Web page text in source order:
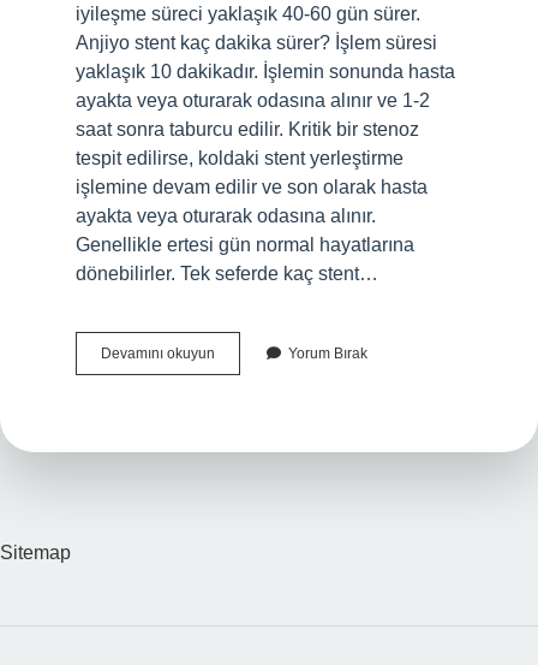
iyileşme süreci yaklaşık 40-60 gün sürer.
Anjiyo stent kaç dakika sürer? İşlem süresi
yaklaşık 10 dakikadır. İşlemin sonunda hasta
ayakta veya oturarak odasına alınır ve 1-2
saat sonra taburcu edilir. Kritik bir stenoz
tespit edilirse, koldaki stent yerleştirme
işlemine devam edilir ve son olarak hasta
ayakta veya oturarak odasına alınır.
Genellikle ertesi gün normal hayatlarına
dönebilirler. Tek seferde kaç stent…
Devamını okuyun
Stent
Yorum Bırak
Sitemap